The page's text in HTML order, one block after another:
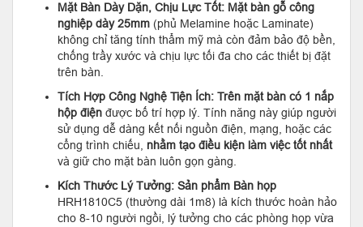
Mặt Bàn Dày Dặn, Chịu Lực Tốt: Mặt bàn gỗ công
nghiệp dày 25mm (phủ Melamine hoặc Laminate)
không chỉ tăng tính thẩm mỹ mà còn đảm bảo độ bền,
chống trầy xước và chịu lực tối đa cho các thiết bị đặt
trên bàn.
Tích Hợp Công Nghệ Tiện Ích: Trên mặt bàn có 1 nắp
hộp điện được bố trí hợp lý. Tính năng này giúp người
sử dụng dễ dàng kết nối nguồn điện, mạng, hoặc các
cổng trình chiếu, nhằm tạo điều kiện làm việc tốt nhất
và giữ cho mặt bàn luôn gọn gàng.
Kích Thước Lý Tưởng: Sản phẩm Bàn họp
HRH1810C5 (thường dài 1m8) là kích thước hoàn hảo
cho 8-10 người ngồi, lý tưởng cho các phòng họp vừa